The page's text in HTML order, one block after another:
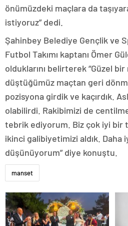
önümüzdeki maçlara da
istiyoruz” dedi.
Şahinbey Belediye Gençlik ve
Futbol Takımı kaptanı Ömer
olduklarını belirterek “Güzel
düştüğümüz maçtan geri
pozisyona girdik ve kaçırdık.
olabilirdi. Rakibimizi de
tebrik ediyorum. Biz çok iyi bir
ikinci galibiyetimizi aldık. Daha
düşünüyorum” diye konuştu.
manset